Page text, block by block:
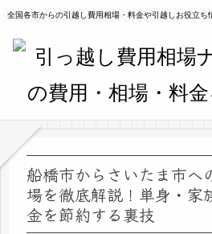
全国各市からの引越し費用相場・料金や引越しお役立ち
船橋市からさいたま市へ
場を徹底解説！単身・家
金を節約する裏技